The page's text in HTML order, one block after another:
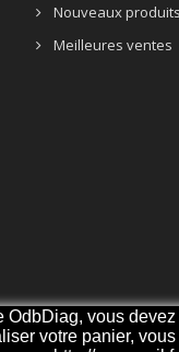
Nouveaux produits
Meilleures ventes
vous
votre panier,